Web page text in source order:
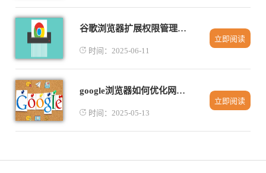
谷歌浏览器扩展权限管理详解
时间：2025-06-11
立即阅读
google浏览器如何优化网页图片显示
时间：2025-05-13
立即阅读